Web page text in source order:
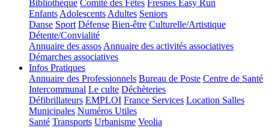
Bibliothèque Comité des Fêtes Fresnes Easy Run
EnfantsAdolescentsAdultes Seniors
Danse Sport Défense Bien-être Culturelle/Artistique
Détente/Convialité
Annuaire des assosAnnuaire des activités associatives
Démarches associatives
Infos Pratiques
Annuaire des Professionnels Bureau de Poste Centre de Santé
Intercommunal Le culte Déchèteries
Défibrillateurs EMPLOI France Services Location Salles
Municipales Numéros Utiles
Santé Transports Urbanisme Veolia